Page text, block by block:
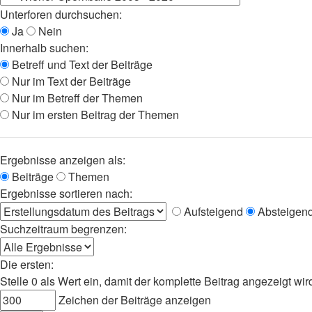
Unterforen durchsuchen:
Ja
Nein
Innerhalb suchen:
Betreff und Text der Beiträge
Nur im Text der Beiträge
Nur im Betreff der Themen
Nur im ersten Beitrag der Themen
Ergebnisse anzeigen als:
Beiträge
Themen
Ergebnisse sortieren nach:
Aufsteigend
Suchzeitraum begrenzen:
Die ersten:
Stelle 0 als Wert ein, damit der komplette Beitrag angezeigt
Zeichen der Beiträge anzeigen